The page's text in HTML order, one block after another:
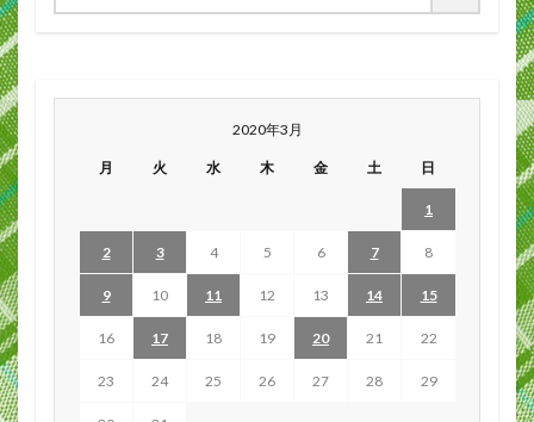
2020年3月
月 火 水 木 金 土 日
1
2 3 4 5 6 7 8
9 10 11 12 13 14 15
16 17 18 19 20 21 22
23 24 25 26 27 28 29